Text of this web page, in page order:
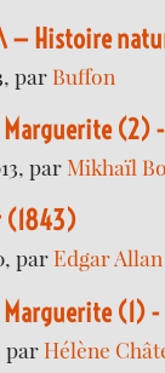
— Histoire
par Buffon
Marguerite (2)
parMikhaïl
(1843)
parEdgar Allan
(1) -
parHélène